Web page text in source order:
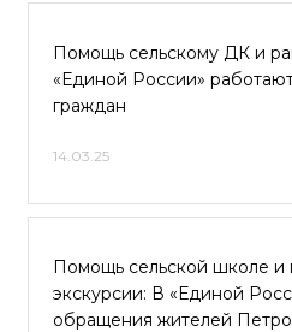
Помощь сельскому ДК и
«Единой России»
граждан
14.03.25
Помощь сельской школе и
экскурсии: В «Единой
обращения жителей